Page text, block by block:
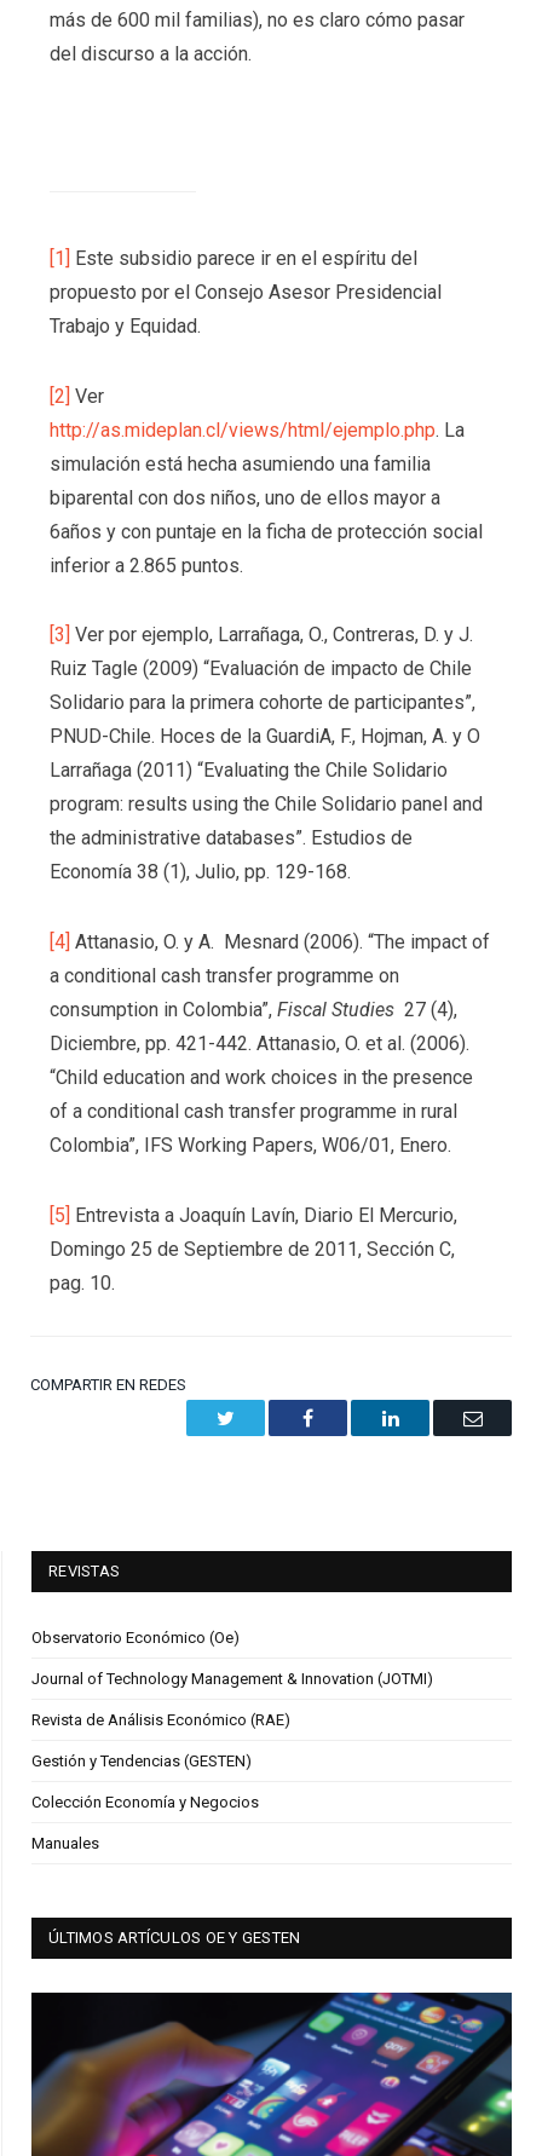
más de 600 mil familias), no es claro cómo pasar
del discurso a la acción.
[1] Este subsidio parece ir en el espíritu del
propuesto por el Consejo Asesor Presidencial
Trabajo y Equidad.
[2] Ver
http://as.mideplan.cl/views/html/ejemplo.php. La
simulación está hecha asumiendo una familia
biparental con dos niños, uno de ellos mayor a
6años y con puntaje en la ficha de protección social
inferior a 2.865 puntos.
[3] Ver por ejemplo, Larrañaga, O., Contreras, D. y J.
Ruiz Tagle (2009) “Evaluación de impacto de Chile
Solidario para la primera cohorte de participantes”,
PNUD-Chile. Hoces de la GuardiA, F., Hojman, A. y O
Larrañaga (2011) “Evaluating the Chile Solidario
program: results using the Chile Solidario panel and
the administrative databases”. Estudios de
Economía 38 (1), Julio, pp. 129-168.
[4] Attanasio, O. y A. Mesnard (2006). “The impact of
a conditional cash transfer programme on
consumption in Colombia”, Fiscal Studies27 (4),
Diciembre, pp. 421-442. Attanasio, O. et al. (2006).
“Child education and work choices in the presence
of a conditional cash transfer programme in rural
Colombia”, IFS Working Papers, W06/01, Enero.
[5] Entrevista a Joaquín Lavín, Diario El Mercurio,
Domingo 25 de Septiembre de 2011, Sección C,
pag. 10.
COMPARTIR EN REDES
Facebook LinkedIn Email
REVISTAS
Observatorio Económico (Oe)
Journal of Technology Management & Innovation (JOTMI)
Revista de Análisis Económico (RAE)
Gestión y Tendencias (GESTEN)
Colección Economía y Negocios
Manuales
ÚLTIMOS ARTÍCULOS OE Y GESTEN